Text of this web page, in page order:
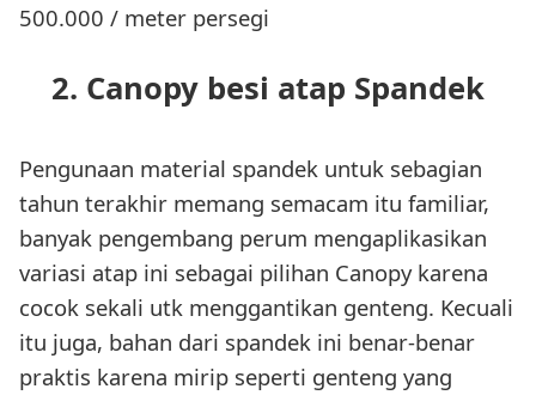
500.000 / meter persegi
2. Canopy besi atap Spandek
Pengunaan material spandek untuk sebagian
tahun terakhir memang semacam itu familiar,
banyak pengembang perum mengaplikasikan
variasi atap ini sebagai pilihan Canopy karena
cocok sekali utk menggantikan genteng. Kecuali
itu juga, bahan dari spandek ini benar-benar
praktis karena mirip seperti genteng yang